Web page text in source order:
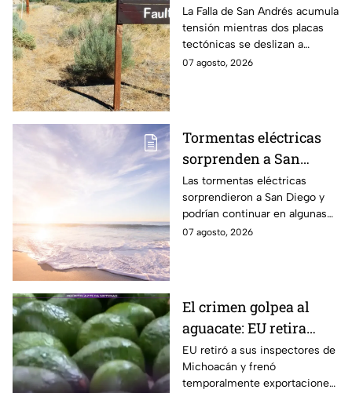
peligro: estos datos
explican el temor
científico
La Falla de San Andrés acumula
tensión mientras dos placas
tectónicas se deslizan a
centímetros por año. Estos
07 agosto, 2026
Tormentas eléctricas
sorprenden a San
Diego; autoridades
advierten que
continuarán durante el
fin de semana
Las tormentas eléctricas
sorprendieron a San Diego y
podrían continuar en algunas
zonas durante el fin de
07 agosto, 2026
El crimen golpea al
aguacate: EU retira
inspectores y suspende
temporalmente
EU retiró a sus inspectores de
Michoacán y frenó
temporalmente exportaciones